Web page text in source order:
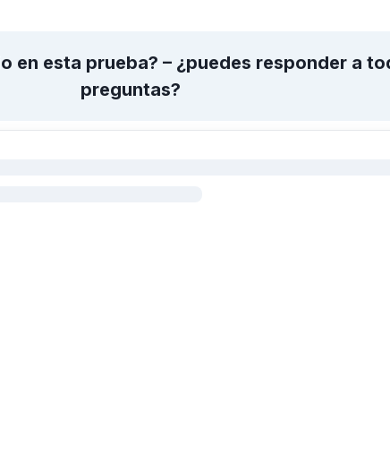
en esta prueba? – ¿puedes responder a
preguntas?